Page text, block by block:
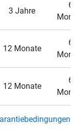
3 Jahre
6
12 Monate
6
12 Monate
6